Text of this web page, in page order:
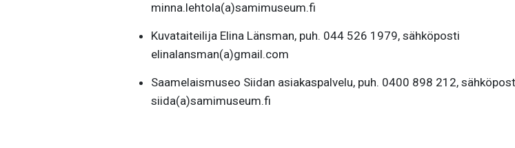
minna.lehtola(a)samimuseum.fi
Kuvataiteilija Elina Länsman, puh. 044 526 1979, sähköposti
elinalansman(a)gmail.com
Saamelaismuseo Siidan asiakaspalvelu, puh. 0400 898 212,
siida(a)samimuseum.fi